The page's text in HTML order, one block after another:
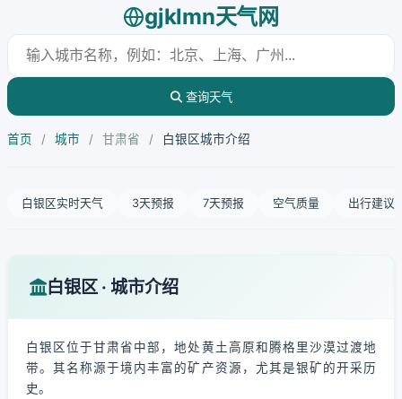
gjklmn天气网
查询天气
首页 / 城市 / 甘肃省 / 白银区城市介绍
白银区实时天气 3天预报 7天预报 空气质量 出行建议
白银区 · 城市介绍
白银区位于甘肃省中部，地处黄土高原和腾格里沙漠过渡地
带。其名称源于境内丰富的矿产资源，尤其是银矿的开采历
史。